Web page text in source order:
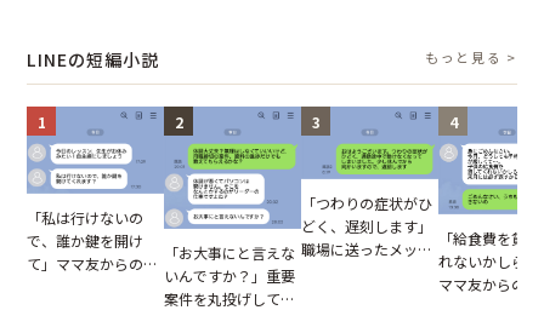
LINEの短編小説 もっと見る >
1
「私は行けないの
で、誰か鍵を開け
て」ママ友からの
2
「お大事にと言えな
いんですか？」重要
案件を丸投げして休
3
「つわりの症状がひ
どく、遅刻します」
職場に送ったメッセ
4
「給食費を貸
れないかしら
ママ友からの